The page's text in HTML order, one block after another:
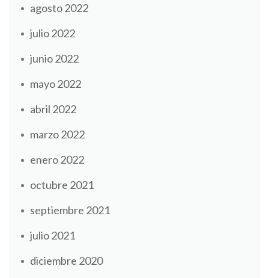
agosto 2022
julio 2022
junio 2022
mayo 2022
abril 2022
marzo 2022
enero 2022
octubre 2021
septiembre 2021
julio 2021
diciembre 2020